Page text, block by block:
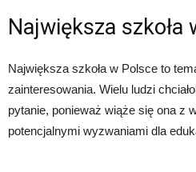
Największa szkoła
Największa szkoła w Polsce to
zainteresowania. Wielu ludzi
pytanie, ponieważ wiąże się ona z
potencjalnymi wyzwaniami dla